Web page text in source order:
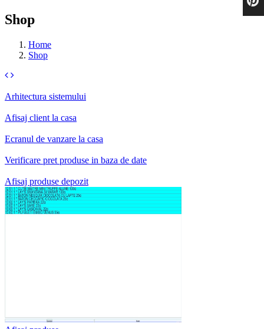
Shop
Home
Shop
Arhitectura sistemului
Afisaj client la casa
Ecranul de vanzare la casa
Verificare pret produse in baza de date
Afisaj produse depozit